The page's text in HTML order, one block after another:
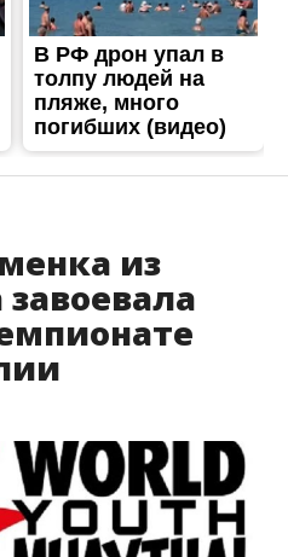
из
завоевала